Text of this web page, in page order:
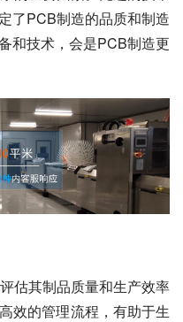
了PCB制造的品质和制造
和技术，会是PCB制造更
估其制品质量和生产效率
效的管理流程，有助于生